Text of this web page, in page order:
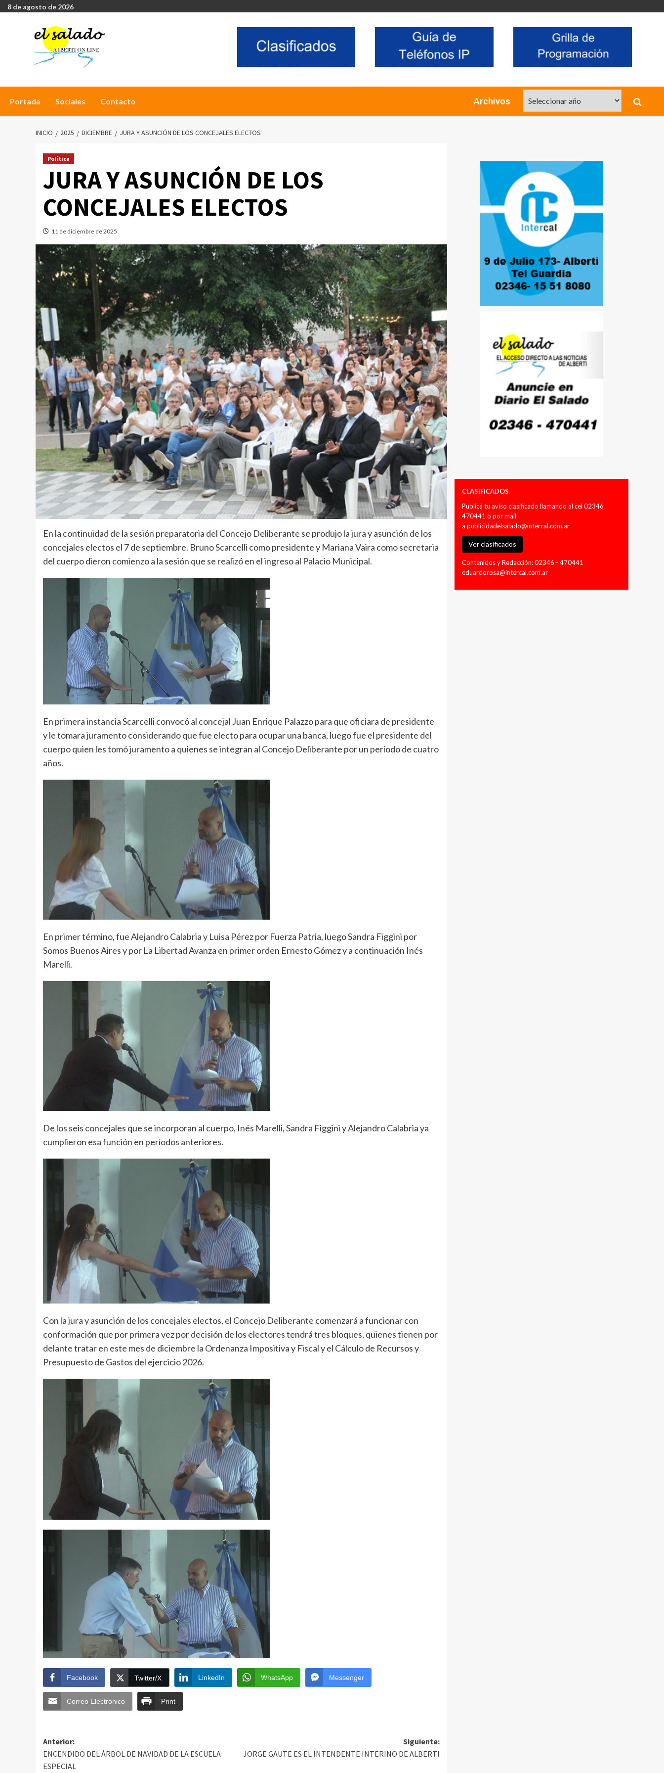
8 de agosto de 2026
Portada Sociales Contacto Archivos
INICIO 2025 DICIEMBRE JURA Y ASUNCIÓN DE LOS CONCEJALES ELECTOS
Política
JURA Y ASUNCIÓN DE LOS
CONCEJALES ELECTOS
11 de diciembre de 2025
En la continuidad de la sesión preparatoria del Concejo Deliberante se produjo la jura y asunción de los
concejales electos el 7 de septiembre. Bruno Scarcelli como presidente y Mariana Vaira como secretaria
del cuerpo dieron comienzo a la sesión que se realizó en el ingreso al Palacio Municipal.
En primera instancia Scarcelli convocó al concejal Juan Enrique Palazzo para que oficiara de presidente
y le tomara juramento considerando que fue electo para ocupar una banca, luego fue el presidente del
cuerpo quien les tomó juramento a quienes se integran al Concejo Deliberante por un período de cuatro
años.
En primer término, fue Alejandro Calabria y Luisa Pérez por Fuerza Patria, luego Sandra Figgini por
Somos Buenos Aires y por La Libertad Avanza en primer orden Ernesto Gómez y a continuación Inés
Marelli.
De los seis concejales que se incorporan al cuerpo, Inés Marelli, Sandra Figgini y Alejandro Calabria ya
cumplieron esa función en períodos anteriores.
Con la jura y asunción de los concejales electos, el Concejo Deliberante comenzará a funcionar con
conformación que por primera vez por decisión de los electores tendrá tres bloques, quienes tienen por
delante tratar en este mes de diciembre la Ordenanza Impositiva y Fiscal y el Cálculo de Recursos y
Presupuesto de Gastos del ejercicio 2026.
Facebook Twitter/X LinkedIn WhatsApp Messenger
Correo Electrónico Print
Anterior:
ENCENDIDO DEL ÁRBOL DE NAVIDAD DE LA ESCUELA
ESPECIAL
Siguiente:
JORGE GAUTE ES EL INTENDENTE INTERINO DE ALBERTI
CLASIFICADOS
Publicá tu aviso clasificado llamando al cel 02346
470441 o por mail
a publicidadelsalado@intercal.com.ar
Ver clasificados
Contenidos y Redacción: 02346 - 470441
eduardorosa@intercal.com.ar